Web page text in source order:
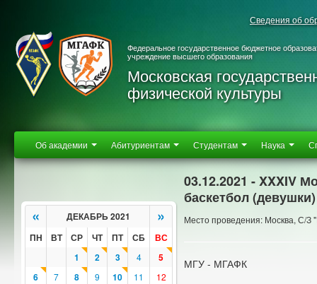
Сведения об
Федеральное государственное бюджетное
учреждение высшего образования
Московская
физической культуры
Об академии Абитуриентам Студентам Наука
« ДЕКАБРЬ 2021 »
ПН ВТ СР ЧТ ПТ СБ
ВС
1
2 3 4
5
6
7 8 9 10 11
12
03.12.2021 - XXXIV
баскетбол (девушки)
Место проведения: Москва, С/З
МГУ - МГАФК